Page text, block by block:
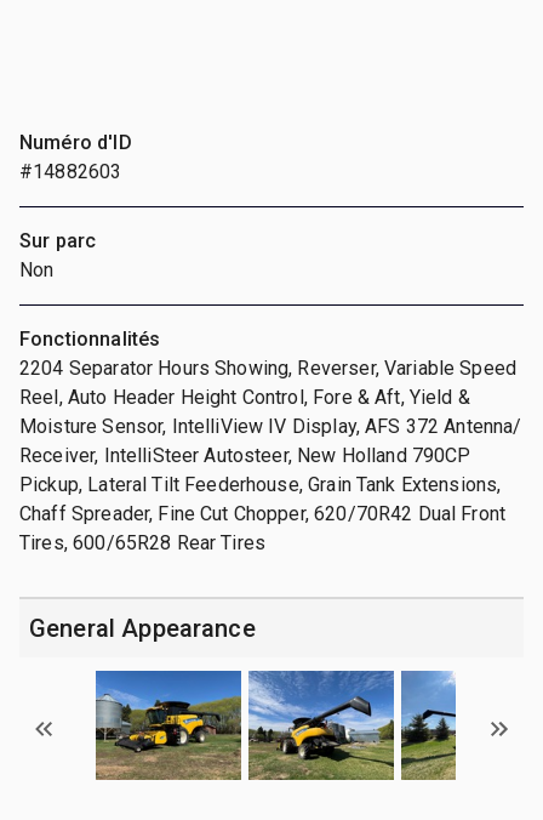
Numéro d'ID
#14882603
Sur parc
Non
Fonctionnalités
2204 Separator Hours Showing, Reverser, Variable Speed
Reel, Auto Header Height Control, Fore & Aft, Yield &
Moisture Sensor, IntelliView IV Display, AFS 372 Antenna/
Receiver, IntelliSteer Autosteer, New Holland 790CP
Pickup, Lateral Tilt Feederhouse, Grain Tank Extensions,
Chaff Spreader, Fine Cut Chopper, 620/70R42 Dual Front
Tires, 600/65R28 Rear Tires
General Appearance